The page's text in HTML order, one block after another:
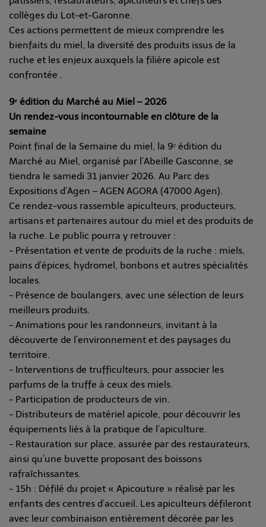
collèges du Lot-et-Garonne.
Ces actions permettent de mieux comprendre les
bienfaits du miel, la diversité des produits issus de la
ruche et les enjeux auxquels la filière apicole est
confrontée .
9ᵉ édition du Marché au Miel – 2026
Un rendez-vous incontournable en clôture de la
semaine
Point final de la Semaine du miel, la 9ᵉ édition du
Marché au Miel, organisé par l’Abeille Gasconne, se
tiendra le samedi 31 janvier 2026. Au Parc des
Expositions d’Agen – AGEN AGORA (47000 Agen).
Ce rendez-vous rassemble apiculteurs, producteurs,
artisans et partenaires autour du miel et des produits de
la ruche. Le public pourra y retrouver :
- Présentation et vente de produits de la ruche : miels,
pains d’épices, hydromel, bonbons et autres spécialités
locales.
- Présence de boulangers, avec une sélection de leurs
meilleurs produits.
- Animations pour les randonneurs, invitant à la
découverte de l’environnement et des paysages du
territoire.
- Interventions de trufficulteurs, pour associer les
parfums de la truffe à ceux des miels.
- Participation de producteurs de vin.
- Distributeurs de matériel apicole, pour découvrir les
équipements liés à la pratique de l’apiculture.
- Restauration sur place, assurée par des restaurateurs,
ainsi qu’une buvette proposant des boissons
rafraîchissantes.
- 15h : Défilé du projet « Apicouture » réalisé par les
enfants des centres d’accueil. Les apiculteurs défileront
avec leur combinaison entièrement décorée par les